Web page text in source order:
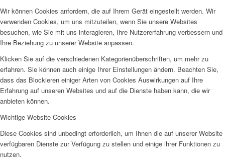
Wir können Cookies anfordern, die auf Ihrem Gerät eingestellt werden. Wir
verwenden Cookies, um uns mitzuteilen, wenn Sie unsere Websites
besuchen, wie Sie mit uns interagieren, Ihre Nutzererfahrung verbessern und
Ihre Beziehung zu unserer Website anpassen.
Klicken Sie auf die verschiedenen Kategorienüberschriften, um mehr zu
erfahren. Sie können auch einige Ihrer Einstellungen ändern. Beachten Sie,
dass das Blockieren einiger Arten von Cookies Auswirkungen auf Ihre
Erfahrung auf unseren Websites und auf die Dienste haben kann, die wir
anbieten können.
Wichtige Website Cookies
Diese Cookies sind unbedingt erforderlich, um Ihnen die auf unserer Website
verfügbaren Dienste zur Verfügung zu stellen und einige ihrer Funktionen zu
nutzen.